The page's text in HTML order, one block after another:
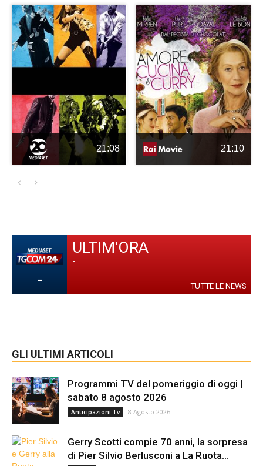
21:08 21:10
-
ULTIM'ORA
-
TUTTE LE NEWS
GLI ULTIMI ARTICOLI
Programmi TV del pomeriggio di oggi |
sabato 8 agosto 2026
Anticipazioni Tv 8 Agosto 2026
Gerry Scotti compie 70 anni, la sorpresa
di Pier Silvio Berlusconi a La Ruota...